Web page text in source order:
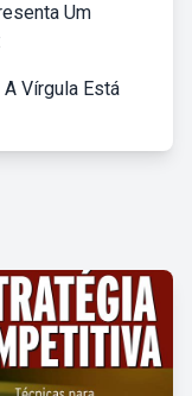
Um
Vírgula Está